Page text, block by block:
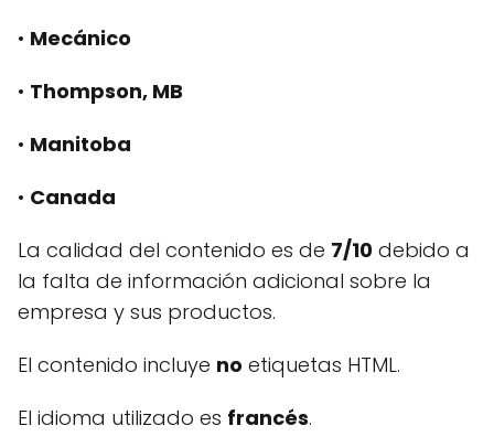
• Mecánico
• Thompson, MB
• Manitoba
• Canada
La calidad del contenido es de 7/10 debido a
la falta de información adicional sobre la
empresa y sus productos.
El contenido incluye no etiquetas HTML.
El idioma utilizado es francés.